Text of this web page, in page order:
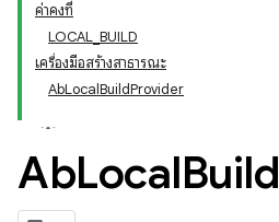
ค่าคงที่
LOCAL_BUILD
เครื่องมือสร้างสาธารณะ
AbLocalBuildProvider
AbLocalBuild